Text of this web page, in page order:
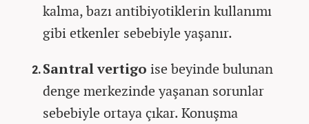
kalma, bazı antibiyotiklerin kullanımı
gibi etkenler sebebiyle yaşanır.
Santral vertigo ise beyinde bulunan
denge merkezinde yaşanan sorunlar
sebebiyle ortaya çıkar. Konuşma